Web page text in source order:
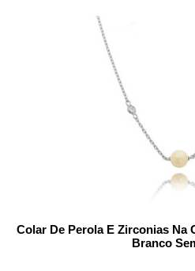
Colar De Perola E Zirconias Na
Branco